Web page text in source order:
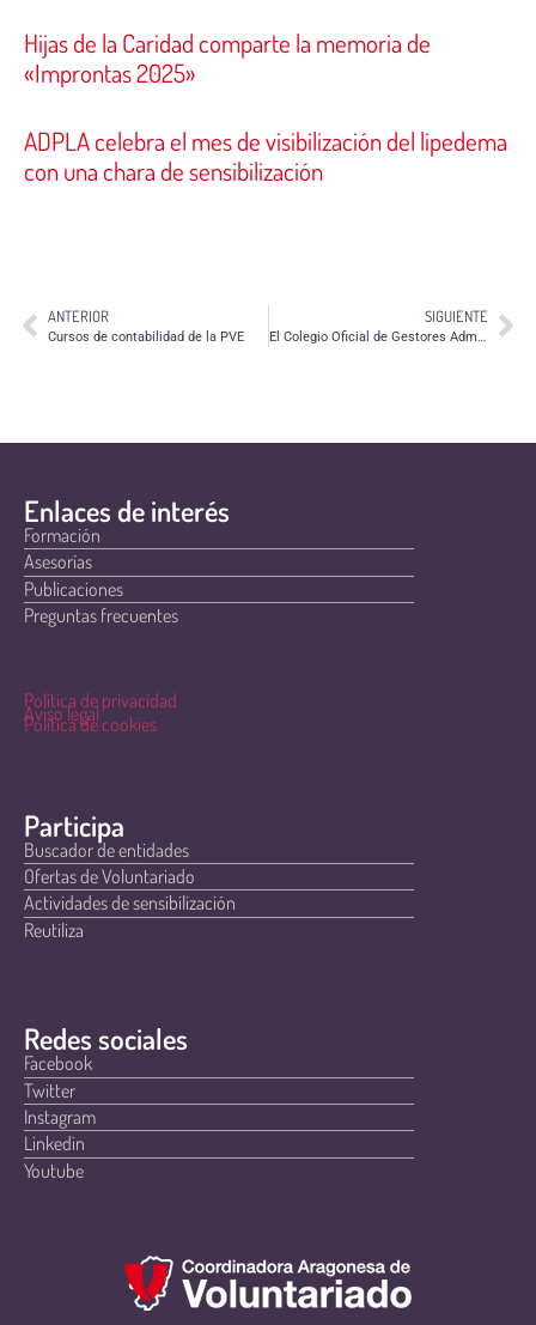
Hijas de la Caridad comparte la memoria de
«Improntas 2025»
ADPLA celebra el mes de visibilización del lipedema
con una chara de sensibilización
ANTERIOR
Cursos de contabilidad de la PVE
SIGUIENTE
El Colegio Oficial de Gestores Administrativos elige a ATADI para su donación anual
Enlaces de interés
Formación
Asesorías
Publicaciones
Preguntas frecuentes
Política de privacidad
Aviso legal
Política de cookies
Participa
Buscador de entidades
Ofertas de Voluntariado
Actividades de sensibilización
Reutiliza
Redes sociales
Facebook
Twitter
Instagram
Linkedin
Youtube